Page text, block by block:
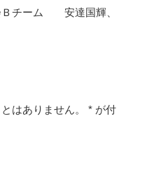
Ｂチーム 安達国輝、
はありません。 * が付